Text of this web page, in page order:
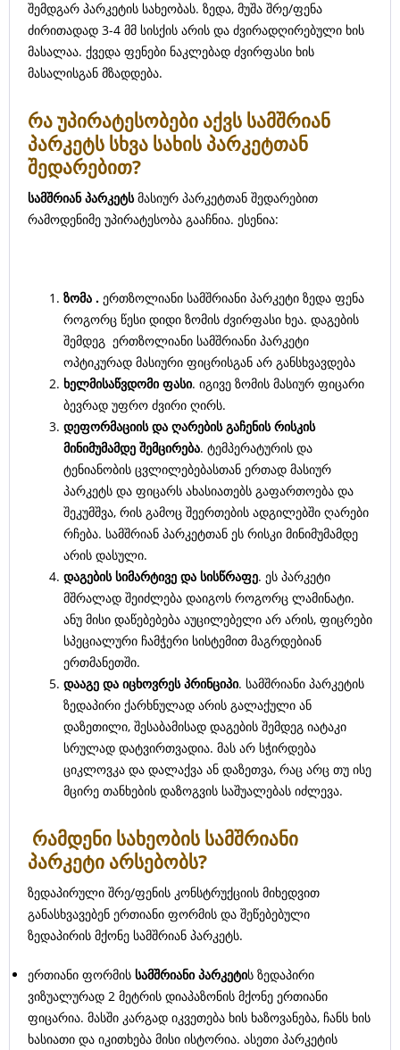
შემდგარ პარკეტის სახეობას. ზედა, მუშა შრე/ფენა
ძირითადად 3-4 მმ სისქის არის და ძვირადღირებული ხის
მასალაა. ქვედა ფენები ნაკლებად ძვირფასი ხის
მასალისგან მზადდება.
რა უპირატესობები აქვს სამშრიან
პარკეტს სხვა სახის პარკეტთან
შედარებით?
სამშრიანპარკეტსმასიურ პარკეტთან შედარებით
რამოდენიმე უპირატესობა გააჩნია. ესენია:
ზომა . ერთზოლიანი სამშრიანი პარკეტი ზედა ფენა
როგორც წესი დიდი ზომის ძვირფასი ხეა. დაგების
შემდეგ ერთზოლიანი სამშრიანი პარკეტი
ოპტიკურად მასიური ფიცრისგან არ განსხვავდება
ხელმისაწვდომი ფასი. იგივე ზომის მასიურ ფიცარი
ბევრად უფრო ძვირი ღირს.
დეფორმაციის და ღარების გაჩენის რისკის
მინიმუმამდე შემცირება. ტემპერატურის და
ტენიანობის ცვლილებებასთან ერთად მასიურ
პარკეტს და ფიცარს ახასიათებს გაფართოება და
შეკუმშვა, რის გამოც შეერთების ადგილებში ღარები
რჩება. სამშრიან პარკეტთან ეს რისკი მინიმუმამდე
არის დასული.
დაგების სიმარტივე და სისწრაფე. ეს პარკეტი
მშრალად შეიძლება დაიგოს როგორც ლამინატი.
ანუ მისი დაწებებება აუცილებელი არ არის, ფიცრები
სპეციალური ჩამჭერი სისტემით მაგრდებიან
ერთმანეთში.
დააგე და იცხოვრეს პრინციპი. სამშრიანი პარკეტის
ზედაპირი ქარხნულად არის გალაქული ან
დაზეთილი, შესაბამისად დაგების შემდეგ იატაკი
სრულად დატვირთვადია. მას არ სჭირდება
ციკლოვკა და დალაქვა ან დაზეთვა, რაც არც თუ ისე
მცირე თანხების დაზოგვის საშუალებას იძლევა.
რამდენი სახეობის სამშრიანი
პარკეტი არსებობს?
ზედაპირული შრე/ფენის კონსტრუქციის მიხედვით
განასხვავებენ ერთიანი ფორმის და შეწებებული
ზედაპირის მქონე სამშრიან პარკეტს.
ერთიანი ფორმის სამშრიანი პარკეტის ზედაპირი
ვიზუალურად 2 მეტრის დიაპაზონის მქონე ერთიანი
ფიცარია. მასში კარგად იკვეთება ხის ხაზოვანება, ჩანს ხის
ხასიათი და იკითხება მისი ისტორია. ასეთი პარკეტის